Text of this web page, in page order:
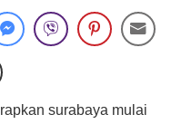
surabaya mulai